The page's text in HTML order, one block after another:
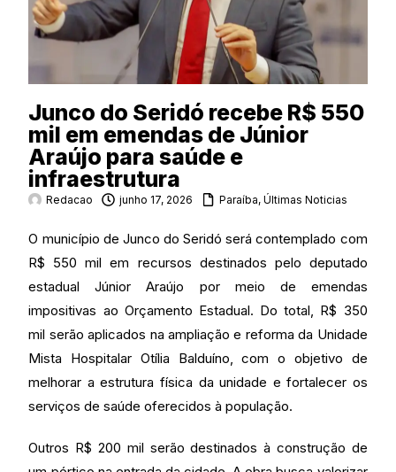
Junco do Seridó recebe R$ 550
mil em emendas de Júnior
Araújo para saúde e
infraestrutura
Redacao junho 17, 2026 Paraíba,Últimas Noticias
O município de Junco do Seridó será contemplado com
R$ 550 mil em recursos destinados pelo deputado
estadual Júnior Araújo por meio de emendas
impositivas ao Orçamento Estadual. Do total, R$ 350
mil serão aplicados na ampliação e reforma da Unidade
Mista Hospitalar Otília Balduíno, com o objetivo de
melhorar a estrutura física da unidade e fortalecer os
serviços de saúde oferecidos à população.
Outros R$ 200 mil serão destinados à construção de